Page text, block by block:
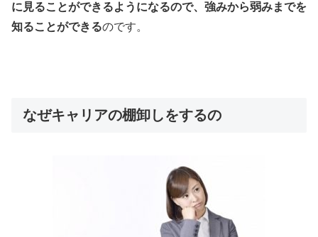
に見ることができるようになるので、強みから弱みまでを
知ることができるのです。
なぜキャリアの棚卸しをするの